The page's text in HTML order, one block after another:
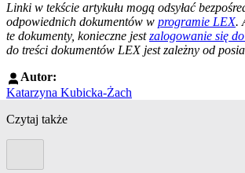
Linki w tekście artykułu mogą odsyłać
odpowiednich dokumentów w programie LEX.
te dokumenty, konieczne jestzalogowanie się
do treści dokumentów LEX jest zależny od
Autor:
Katarzyna Kubicka-Żach
Czytaj także